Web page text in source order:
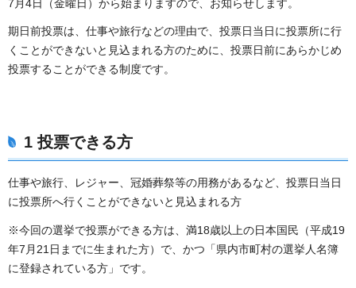
7月4日（金曜日）から始まりますので、お知らせします。
期日前投票は、仕事や旅行などの理由で、投票日当日に投票所に行
くことができないと見込まれる方のために、投票日前にあらかじめ
投票することができる制度です。
1 投票できる方
仕事や旅行、レジャー、冠婚葬祭等の用務があるなど、投票日当日
に投票所へ行くことができないと見込まれる方
※今回の選挙で投票ができる方は、満18歳以上の日本国民（平成19
年7月21日までに生まれた方）で、かつ「県内市町村の選挙人名簿
に登録されている方」です。